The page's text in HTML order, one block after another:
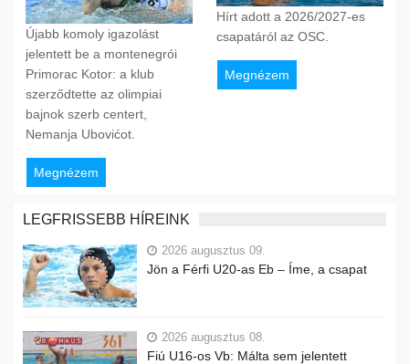
Újabb komoly igazolást
jelentett be a montenegrói
Primorac Kotor: a klub
szerződtette az olimpiai
bajnok szerb centert,
Nemanja Ubovićot.
Megnézem
Hírt adott a 2026/2027-es
csapatáról az OSC.
Megnézem
LEGFRISSEBB HÍREINK
2026 augusztus 09.
Jön a Férfi U20-as Eb – Íme, a csapat
2026 augusztus 08.
Fiú U16-os Vb: Málta sem jelentett